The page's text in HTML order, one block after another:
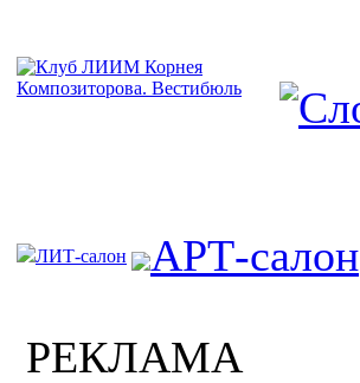
ЛИТ-салон АРТ-салон
РЕКЛАМА